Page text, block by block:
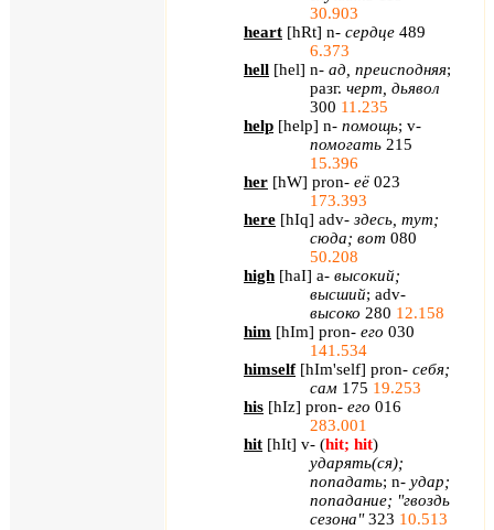
30.903
heart [hRt] n- сердце 489
6.373
hell [hel] n- ад, преисподняя;
разг. черт, дьявол
300 11.235
help [help] n- помощь; v-
помогать 215
15.396
her [hW] pron- её 023
173.393
here [hIq] adv- здесь, тут;
сюда; вот 080
50.208
high [haI] a- высокий;
высший; adv-
высоко 280 12.158
him [hIm] pron- его 030
141.534
himself[hIm'self] pron- себя;
сам 175 19.253
his [hIz] pron- его 016
283.001
hit [hIt] v- (hit; hit)
ударять(ся);
попадать; n- удар;
попадание; "гвоздь
сезона"323 10.513